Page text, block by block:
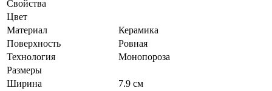
Свойства
Цвет
Материал
Керамика
Поверхность
Ровная
Технология
Монопороза
Размеры
Ширина
7.9 см